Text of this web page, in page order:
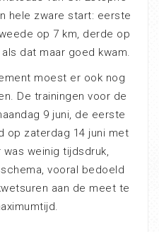
hele zware start: eerste
op 7 km, derde op
dat maar goed kwam.
moest er ook nog
De trainingen voor de
9 juni, de eerste
op zaterdag 14 juni met
weinig tijdsdruk,
vooral bedoeld
aan de meet te